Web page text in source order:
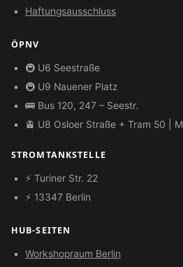
Haftungsausschluss
ÖPNV
🚇 U6 Seestraße
🚇 U9 Nauener Platz
🚌 Bus 120, 247 – Seestr.
🚊 U8 Osloer Straße + Tram 50 |
STROMTANKSTELLE
⚡ Turiner Str. 22
⚡ 13347 Berlin
HUB-SEITEN
Workshopraum Berlin